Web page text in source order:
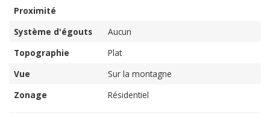
Proximité
Système d'égouts
Aucun
Topographie
Plat
Vue
Sur la montagne
Zonage
Résidentiel